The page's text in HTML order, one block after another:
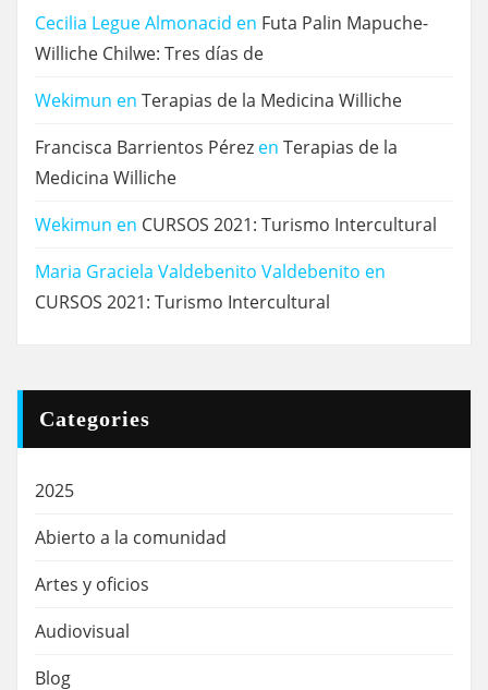
Cecilia Legue Almonacid en Futa Palin Mapuche-
Williche Chilwe: Tres días de
Wekimun en Terapias de la Medicina Williche
Francisca Barrientos Pérez en Terapias de la
Medicina Williche
Wekimun en CURSOS 2021: Turismo Intercultural
Maria Graciela Valdebenito Valdebenito en
CURSOS 2021: Turismo Intercultural
Categories
2025
Abierto a la comunidad
Artes y oficios
Audiovisual
Blog